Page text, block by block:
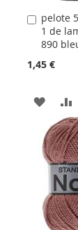
pelote
1 de
890
1,45 €
Ajouter
au
panier
À
LA
LISTE